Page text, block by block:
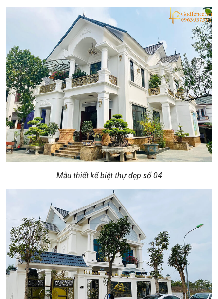
Mẫu thiết kế biệt thự đẹp số 04